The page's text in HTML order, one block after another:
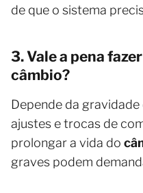
de que o sistema
3. Vale a pena
câmbio?
Depende da
ajustes e trocas de
prolongar a vida do
graves podem